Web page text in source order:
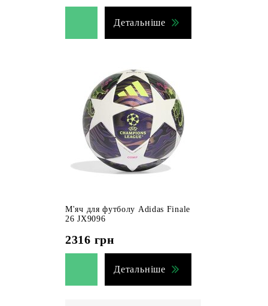
Детальніше
М'яч для футболу Adidas Finale
26 JX9096
2316 грн
Детальніше